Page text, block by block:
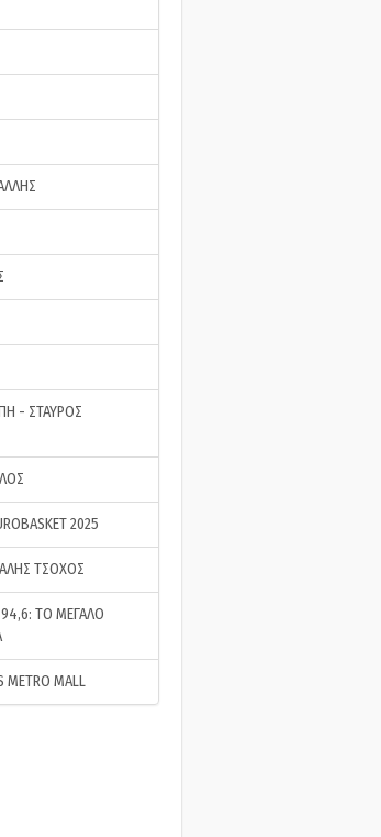
- ΣΤΑΥΡΟΣ
2025
ΤΣΟΧΟΣ
ΤΟ ΜΕΓΑΛΟ
MALL